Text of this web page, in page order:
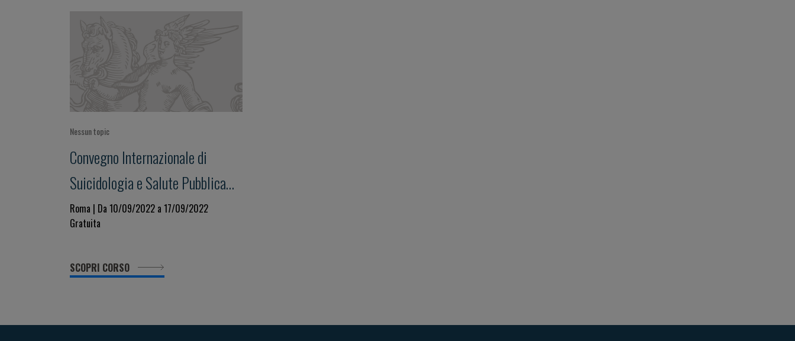
Nessun topic
Convegno Internazionale di
Suicidologia e Salute Pubblica
XX EDIZIONE
Roma | Da 10/09/2022 a 17/09/2022
Gratuita
SCOPRI CORSO